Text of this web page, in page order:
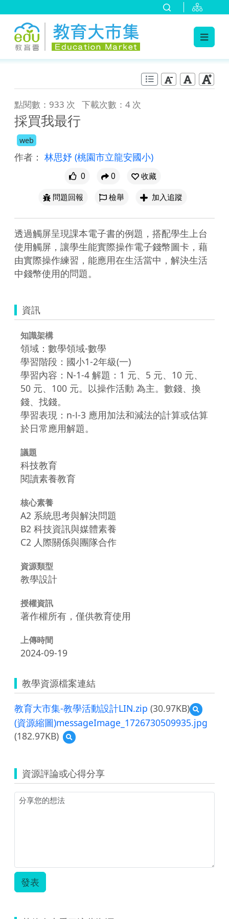
點閱數：933 次 下載次數：4 次
採買我最行
web
作者： 林思妤 (桃園市立龍安國小)
0 0
收藏
問題回報
檢舉 加入追蹤
透過觸屏呈現課本電子書的例題，搭配學生上台
使用觸屏，讓學生能實際操作電子錢幣圖卡，藉
由實際操作練習，能應用在生活當中，解決生活
中錢幣使用的問題。
資訊
知識架構
領域：數學領域-數學
學習階段：國小1-2年級(一)
學習內容：N-1-4 解題：1 元、5 元、10 元、
50 元、100 元。以操作活動 為主。數錢、換
錢、找錢。
學習表現：n-Ⅰ-3 應用加法和減法的計算或估算
於日常應用解題。
議題
科技教育
閱讀素養教育
核心素養
A2 系統思考與解決問題
B2 科技資訊與媒體素養
C2 人際關係與團隊合作
資源類型
教學設計
授權資訊
著作權所有，僅供教育使用
上傳時間
2024-09-19
教學資源檔案連結
教育大市集-教學活動設計LIN.zip (30.97KB)
預
覽
教
學
(資源縮圖)messageImage_1726730509935.jpg
(182.97KB)
預
覽
縮
圖)messageImage_1726730509935.jpg
資源評論或心得分享
發表